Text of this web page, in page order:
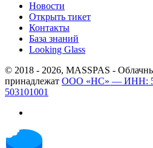
Новости
Открыть тикет
Контакты
База знаний
Looking Glass
© 2018 - 2026, MASSPAS -
принадлежат ООО «НС» — ИНН:
503101001